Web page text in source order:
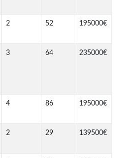
2 52 195000€
3 64 235000€
4 86 195000€
2 29 139500€